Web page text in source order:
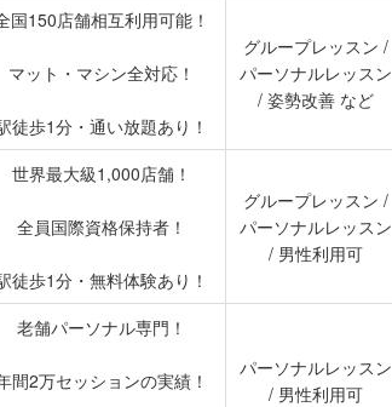
国150店舗相互利用可能！
マット・マシン全対応！
徒歩1分・通い放題あり！
グループレッスン /
パーソナルレッスン
/ 姿勢改善 など
世界最大級1,000店舗！
全員国際資格保持者！
徒歩1分・無料体験あり！
グループレッスン /
パーソナルレッスン
/ 男性利用可
老舗パーソナル専門！
間2万セッションの実績！
パーソナルレッスン
/ 男性利用可